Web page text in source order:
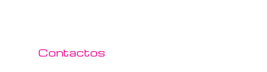
Contactos